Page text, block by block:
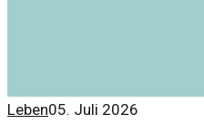
Leben05. Juli 2026